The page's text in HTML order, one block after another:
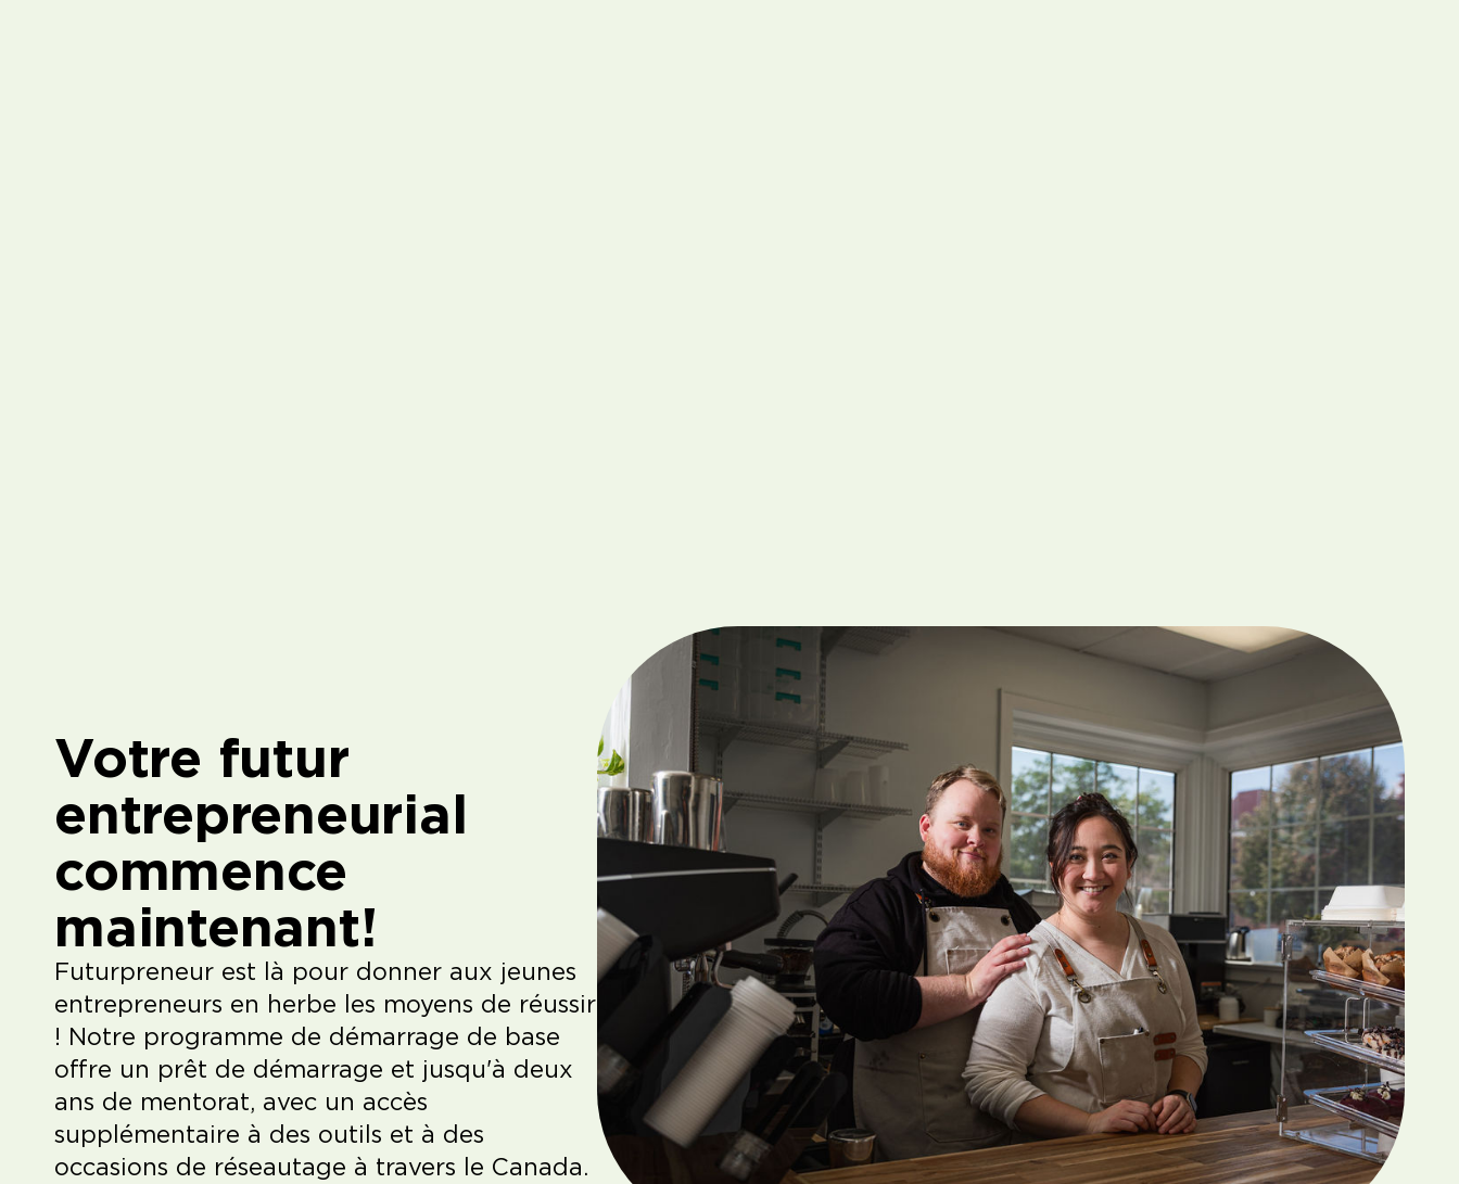
Votre futur
entrepreneurial
commence
maintenant!
Futurpreneur est là pour donner aux jeunes
entrepreneurs en herbe les moyens de réussir
! Notre programme de démarrage de base
offre un prêt de démarrage et jusqu'à deux
ans de mentorat, avec un accès
supplémentaire à des outils et à des
occasions de réseautage à travers le Canada.